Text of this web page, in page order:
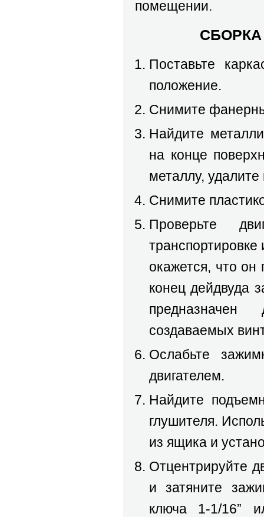
помещении.
Поставьте
положение.
Снимите
Найдите
на конце
металлу, удалите
Снимите
Проверьте
окажется, что
конец дейдвуда
создаваемых
Ослабьте
двигателем.
Найдите
глушителя.
из ящика и
Отцентрируйте
и затяните
ключа 1-1/16”